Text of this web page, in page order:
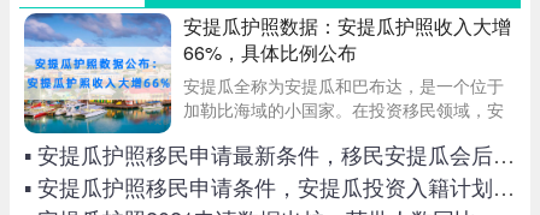
安提瓜护照数据：安提瓜护照收入大增
66%，具体比例公布
安提瓜全称为安提瓜和巴布达，是一个位于
加勒比海域的小国家。在投资移民领域，安
策吸引了众多的海外申请者。安提瓜护照数
据：安提瓜护照收入大增66%，具体比例公
布～
▪ 安提瓜护照移民申请最新条件，移民安提瓜会后悔吗
▪ 安提瓜护照移民申请条件，安提瓜投资入籍计划做出重大调整！